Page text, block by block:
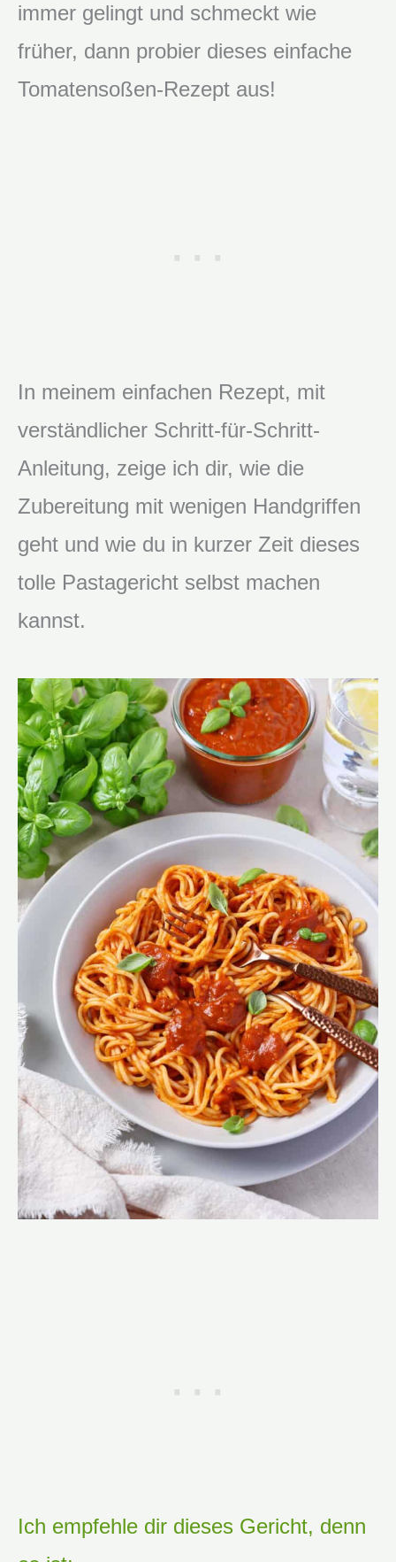
immer gelingt und schmeckt wie
früher, dann probier dieses einfache
Tomatensoßen-Rezept aus!
In meinem einfachen Rezept, mit
verständlicher Schritt-für-Schritt-
Anleitung, zeige ich dir, wie die
Zubereitung mit wenigen Handgriffen
geht und wie du in kurzer Zeit dieses
tolle Pastagericht selbst machen
kannst.
Ich empfehle dir dieses Gericht, denn